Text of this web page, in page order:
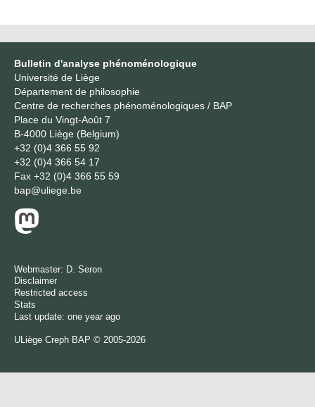
Bulletin d'analyse phénoménologique
Université de Liège
Département de philosophie
Centre de recherches phénoménologiques / BAP
Place du Vingt-Août 7
B-4000 Liège (Belgium)
+32 (0)4 366 55 92
+32 (0)4 366 54 17
Fax +32 (0)4 366 55 59
bap@uliege.be
Webmaster: D. Seron
Disclaimer
Restricted access
Stats
Last update: one year ago
ULiège Creph BAP © 2005-2026